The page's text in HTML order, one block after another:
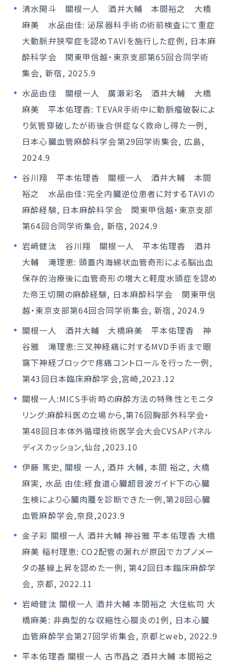
清水開斗 關根一人 酒井大輔 本間裕之 大橋
麻美 水品由佳: 泌尿器科手術の術前検査にて重症
大動脈弁狭窄症を認めTAVIを施行した症例, 日本麻
酔科学会 関東甲信越・東京支部第65回合同学術
集会, 新宿, 2025.9
水品由佳 關根一人 廣瀬彩名 酒井大輔 大橋
麻美 平本佑理香: TEVAR手術中に動脈瘤破裂によ
り気管穿破したが術後合併症なく救命し得た一例,
日本心臓血管麻酔科学会第29回学術集会, 広島,
2024.9
谷川翔 平本佑理香 關根一人 酒井大輔 本間
裕之 水品由佳：完全内臓逆位患者に対するTAVIの
麻酔経験, 日本麻酔科学会 関東甲信越・東京支部
第64回合同学術集会, 新宿, 2024.9
岩﨑健汰 谷川翔 關根一人 平本佑理香 酒井
大輔 滝理恵: 頭蓋内海綿状血管奇形による脳出血
保存的治療後に血管奇形の増大と軽度水頭症を認め
た帝王切開の麻酔経験, 日本麻酔科学会 関東甲信
越・東京支部第64回合同学術集会, 新宿, 2024.9
關根一人 酒井大輔 大橋麻美 平本佑理香 神
谷雅 滝理恵:三叉神経痛に対するMVD手術まで眼
窩下神経ブロックで疼痛コントロールを行った一例,
第43回日本臨床麻酔学会,宮崎,2023.12
關根一人:MICS手術時の麻酔方法の特殊性とモニタ
リング:麻酔科医の立場から,第76回胸部外科学会・
第48回日本体外循環技術医学会大会CVSAPパネル
ディスカッション,仙台,2023.10
伊藤 篤史, 關根 一人, 酒井 大輔, 本間 裕之, 大橋
麻実, 水品 由佳:経食道心臓超音波ガイド下の心臓
生検により心臓肉腫を診断できた一例,第28回心臓
血管麻酔学会,奈良,2023.9
金子彩 關根一人 酒井大輔 神谷雅 平本佑理香 大橋
麻美 稲村理恵: CO2配管の漏れが原因でカプノメー
タの基線上昇を認めた一例, 第42回日本臨床麻酔学
会, 京都, 2022.11
岩崎健汰 關根一人 酒井大輔 本間裕之 大住紘司 大
橋麻美: 非典型的な収縮性心膜炎の1例, 日本心臓
血管麻酔学会第27回学術集会, 京都とweb, 2022.9
平本佑理香 關根一人 古市昌之 酒井大輔 本間裕之